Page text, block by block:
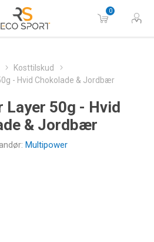
0
Kosttilskud
- Hvid Chokolade & Jordbær
Layer 50g - Hvid
& Jordbær
Multipower